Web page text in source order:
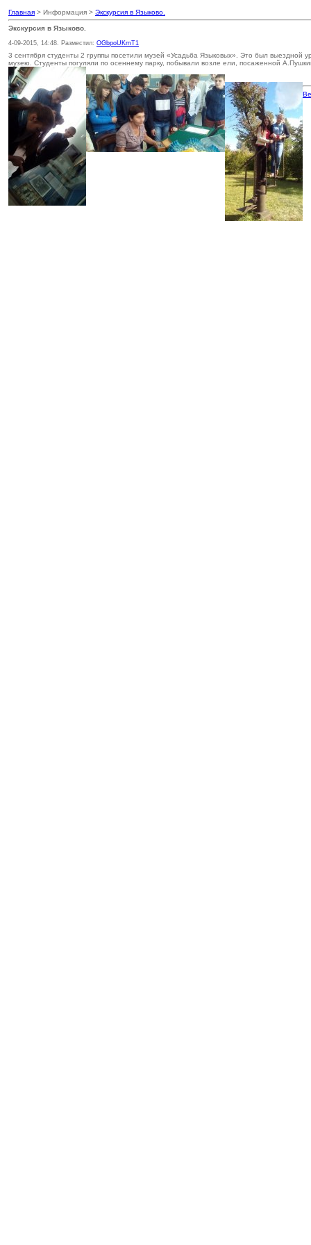
Главная > Информация > Экскурсия в Языково.
Экскурсия в Языково.
4-09-2015, 14:48. Разместил: OGbpoUKmT1
3 сентября студенты 2 группы посетили музей «Усадьба Языковых». Это был выездной
музею. Студенты погуляли по осеннему парку, побывали возле ели, посаженной